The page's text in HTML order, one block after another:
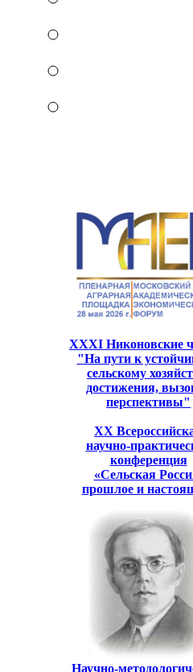
XXXI Никоновские
"На пути к
сельскому
достижения,
перспективы"
XХ
научно-
конференция
«Сельская
прошлое и
Научно-